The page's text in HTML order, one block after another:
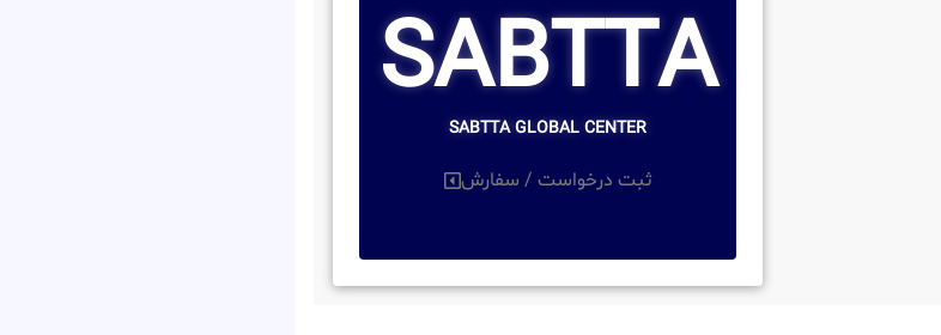
SABTTA
SABTTA GLOBAL CENTER
ثبت درخواست / سفارش